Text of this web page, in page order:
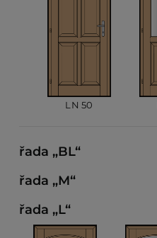
LN 50
řada „BL“
řada „M“
řada „L“